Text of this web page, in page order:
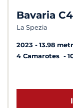
Bavaria
La Spezia
2023
13.98
4 Camarotes